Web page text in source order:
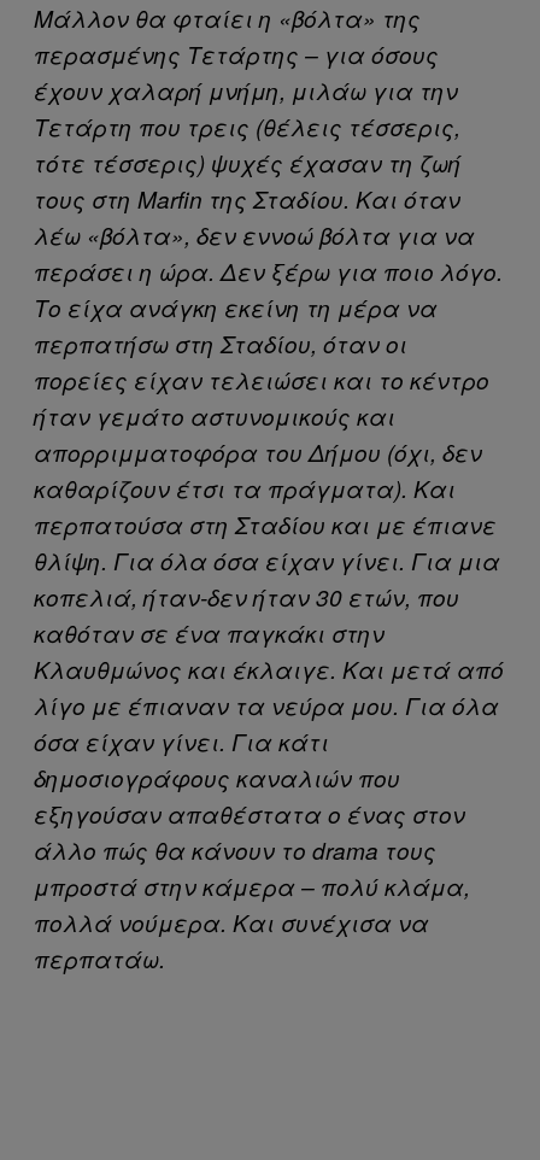
Μάλλον θα φταίει η «βόλτα» της
περασμένης Τετάρτης – για όσους
έχουν χαλαρή μνήμη, μιλάω για την
Τετάρτη που τρεις (θέλεις τέσσερις,
τότε τέσσερις) ψυχές έχασαν τη ζωή
τους στη Marfin της Σταδίου. Και όταν
λέω «βόλτα», δεν εννοώ βόλτα για να
περάσει η ώρα. Δεν ξέρω για ποιο λόγο.
Το είχα ανάγκη εκείνη τη μέρα να
περπατήσω στη Σταδίου, όταν οι
πορείες είχαν τελειώσει και το κέντρο
ήταν γεμάτο αστυνομικούς και
απορριμματοφόρα του Δήμου (όχι, δεν
καθαρίζουν έτσι τα πράγματα). Και
περπατούσα στη Σταδίου και με έπιανε
θλίψη. Για όλα όσα είχαν γίνει. Για μια
κοπελιά, ήταν-δεν ήταν 30 ετών, που
καθόταν σε ένα παγκάκι στην
Κλαυθμώνος και έκλαιγε. Και μετά από
λίγο με έπιαναν τα νεύρα μου. Για όλα
όσα είχαν γίνει. Για κάτι
δημοσιογράφους καναλιών που
εξηγούσαν απαθέστατα ο ένας στον
άλλο πώς θα κάνουν το drama τους
μπροστά στην κάμερα – πολύ κλάμα,
πολλά νούμερα. Και συνέχισα να
περπατάω.